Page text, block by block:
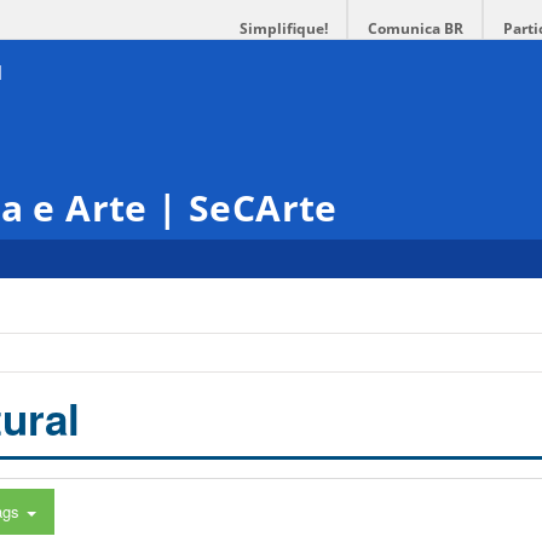
Simplifique! Comunica BR
e Arte | SeCArte